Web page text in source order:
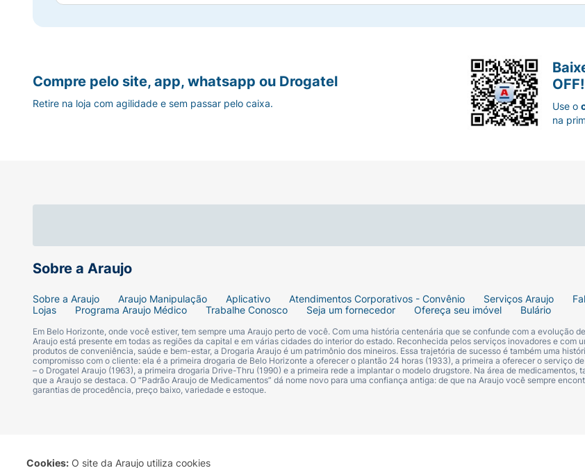
Cookies: O site da Araujo utiliza cookies
Para Todos os Tipos de Pele:Sua textura fina e o benefício hidratante o tornam excelente
Embalagem Prática:O formato compacto é perfeito para levar na bolsa e fazer retoques ao
Diga adeus ao aspecto ressecado do pó tradicional. Com Marchetti Hialurônico, sua
Triglicerídeo Caprílico/Cáprico, Fenoxietanol, Palmitato de Etilexila, Peg-8, Tocoferol,
Ácido Cítrico, Hialoronato de Sódio, Glucomanano. Pode Conter: Corante Branco 77891,
Preto 77499, Lauroil Lisina. Contém: 9g.Pó Facial Hialurônico Marchetti: Pó compacto com
matte aveludado, hidrata e previne o ressecamento da pele.
Sobre a Araujo
Sobre a Araujo Araujo Manipulação Aplicativo Atendimentos Corporativos - Convênio Serviços Araujo
Lojas
Programa Araujo Médico Trabalhe Conosco Seja um fornecedor Ofereça seu imóvel Bulário
Em Belo Horizonte, onde você estiver, tem sempre uma Araujo perto de você. Com uma história centenária que se confunde com a evolução
Araujo está presente em todas as regiões da capital e em várias cidades do interior do estado. Reconhecida pelos serviços inovadores e com
produtos de conveniência, saúde e bem-estar, a Drogaria Araujo é um patrimônio dos mineiros. Essa trajetória de sucesso é também uma
compromisso com o cliente: ela é a primeira drogaria de Belo Horizonte a oferecer o plantão 24 horas (1933), a primeira a oferecer o serviço
– o Drogatel Araujo (1963), a primeira drogaria Drive-Thru (1990) e a primeira rede a implantar o modelo drugstore. Na área de medicamentos,
que a Araujo se destaca. O “Padrão Araujo de Medicamentos” dá nome novo para uma confiança antiga: de que na Araujo você sempre
garantias de procedência, preço baixo, variedade e estoque.
Compre pelo site, app, whatsapp ou Drogatel
Retire na loja com agilidade e sem passar pelo caixa.
OFF!
Use o
na